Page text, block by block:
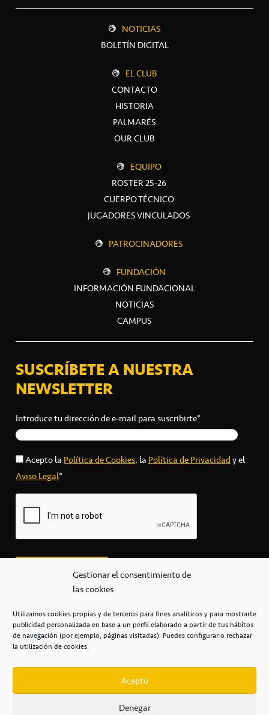
Gestionar el consentimiento de
las cookies
Utilizamos cookies propias y de terceros para fines analíticos y para mostrarte
publicidad personalizada en base a un perfil elaborado a partir de tus hábitos
de navegación (por ejemplo, páginas visitadas). Puedes configurar o rechazar
la utilización de cookies.
Acepto
Denegar
NOTICIAS
BOLETÍN DIGITAL
EL CLUB
CONTACTO
HISTORIA
PALMARÉS
OUR CLUB
EQUIPO
ROSTER 25-26
CUERPO TÉCNICO
JUGADORES VINCULADOS
PATROCINADORES
FUNDACIÓN
INFORMACIÓN FUNDACIONAL
NOTICIAS
CAMPUS
SUSCRÍBETE A NUESTRA
NEWSLETTER
Introduce tu dirección de e-mail para suscribirte*
Acepto laPolítica de Cookies, laPolítica de Privacidady el
Aviso Legal*
secretaria@cbcanarias.es
+34 922 253 684
Casa del Deporte / 38108 – La Laguna